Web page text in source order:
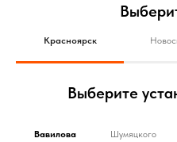
Красноярск
Выберите
Вавилова Шумяцкого